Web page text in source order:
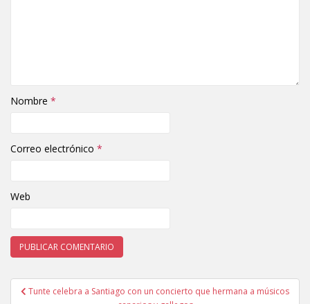
Nombre *
Correo electrónico *
Web
Tunte celebra a Santiago con un concierto que hermana a músicos